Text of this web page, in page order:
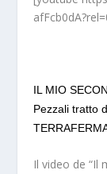
IL MIO
Pezzali tratto
Il video de “Il